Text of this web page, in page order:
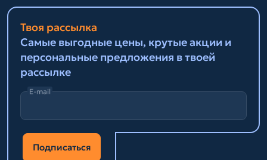
Твоя рассылка
Самые выгодные цены, крутые акции и
персональные предложения в твоей
рассылке
E-mail
Подписаться